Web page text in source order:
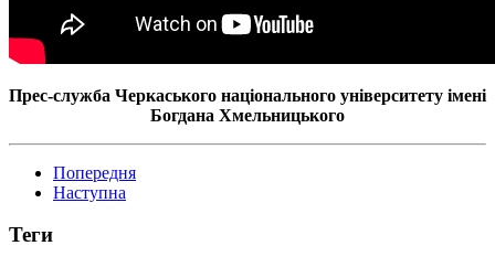
Прес-служба Черкаського національного університету імені
Богдана Хмельницького
Попередня
Наступна
Теги